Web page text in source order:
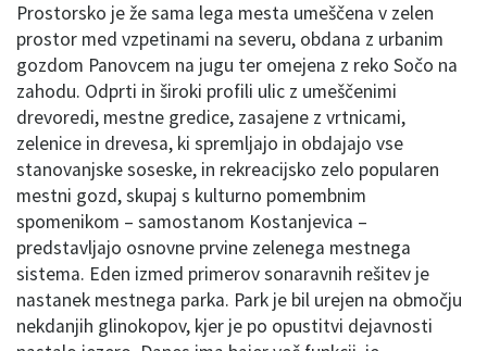
Prostorsko je že sama lega mesta umeščena v zelen
prostor med vzpetinami na severu, obdana z urbanim
gozdom Panovcem na jugu ter omejena z reko Sočo na
zahodu. Odprti in široki profili ulic z umeščenimi
drevoredi, mestne gredice, zasajene z vrtnicami,
zelenice in drevesa, ki spremljajo in obdajajo vse
stanovanjske soseske, in rekreacijsko zelo popularen
mestni gozd, skupaj s kulturno pomembnim
spomenikom – samostanom Kostanjevica –
predstavljajo osnovne prvine zelenega mestnega
sistema. Eden izmed primerov sonaravnih rešitev je
nastanek mestnega parka. Park je bil urejen na območju
nekdanjih glinokopov, kjer je po opustitvi dejavnosti